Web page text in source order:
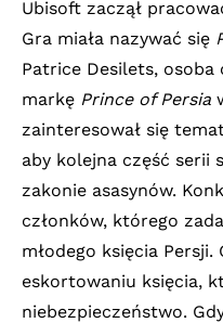
Ubisoft zaczął
Gra miała nazywać się
Patrice Desilets, osoba
markę Prince of Persia
zainteresował się
aby kolejna część serii
zakonie asasynów.
członków, którego
młodego księcia Persji.
eskortowaniu księcia,
niebezpieczeństwo.